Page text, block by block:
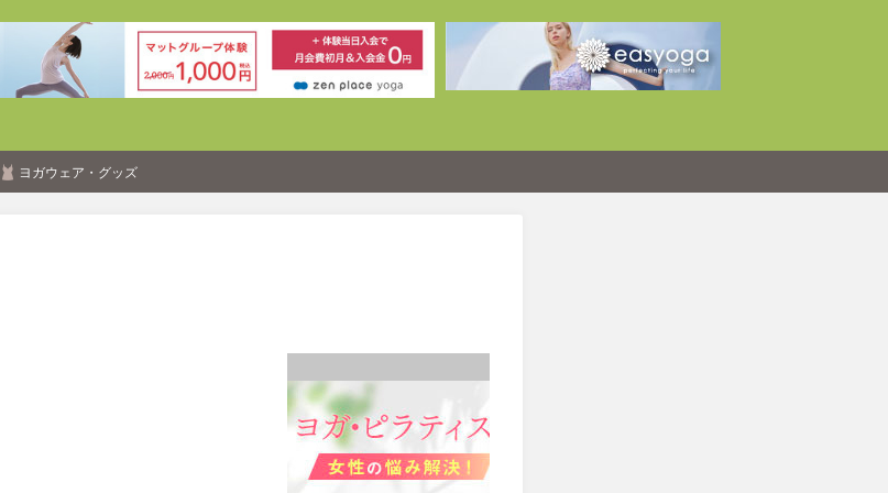
ヨガウェア・グッズ